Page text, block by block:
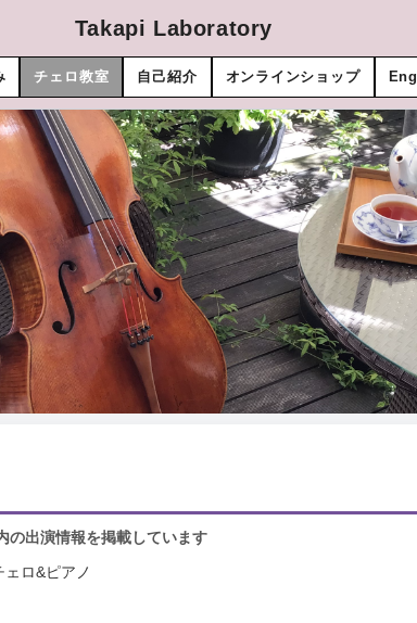
Takapi Laboratory
チェロ教室 自己紹介 オンラインショップ
出演情報を掲載しています
ロ&ピアノ